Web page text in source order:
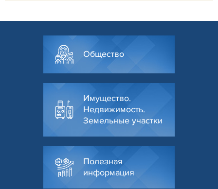
Общество
Имущество.
Недвижимость.
Земельные участки
Полезная
информация